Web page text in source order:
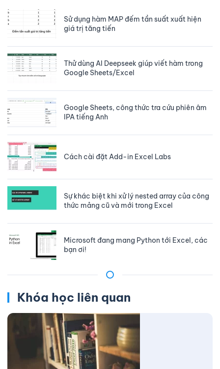
Sử dụng hàm MAP đếm tần suất xuất hiện
giá trị tăng tiến
Thử dùng AI Deepseek giúp viết hàm trong
Google Sheets/Excel
Google Sheets, công thức tra cứu phiên âm
IPA tiếng Anh
Cách cài đặt Add-in Excel Labs
Sự khác biệt khi xử lý nested array của công
thức mảng cũ và mới trong Excel
Microsoft đang mang Python tới Excel, các
bạn ơi!
Khóa học liên quan